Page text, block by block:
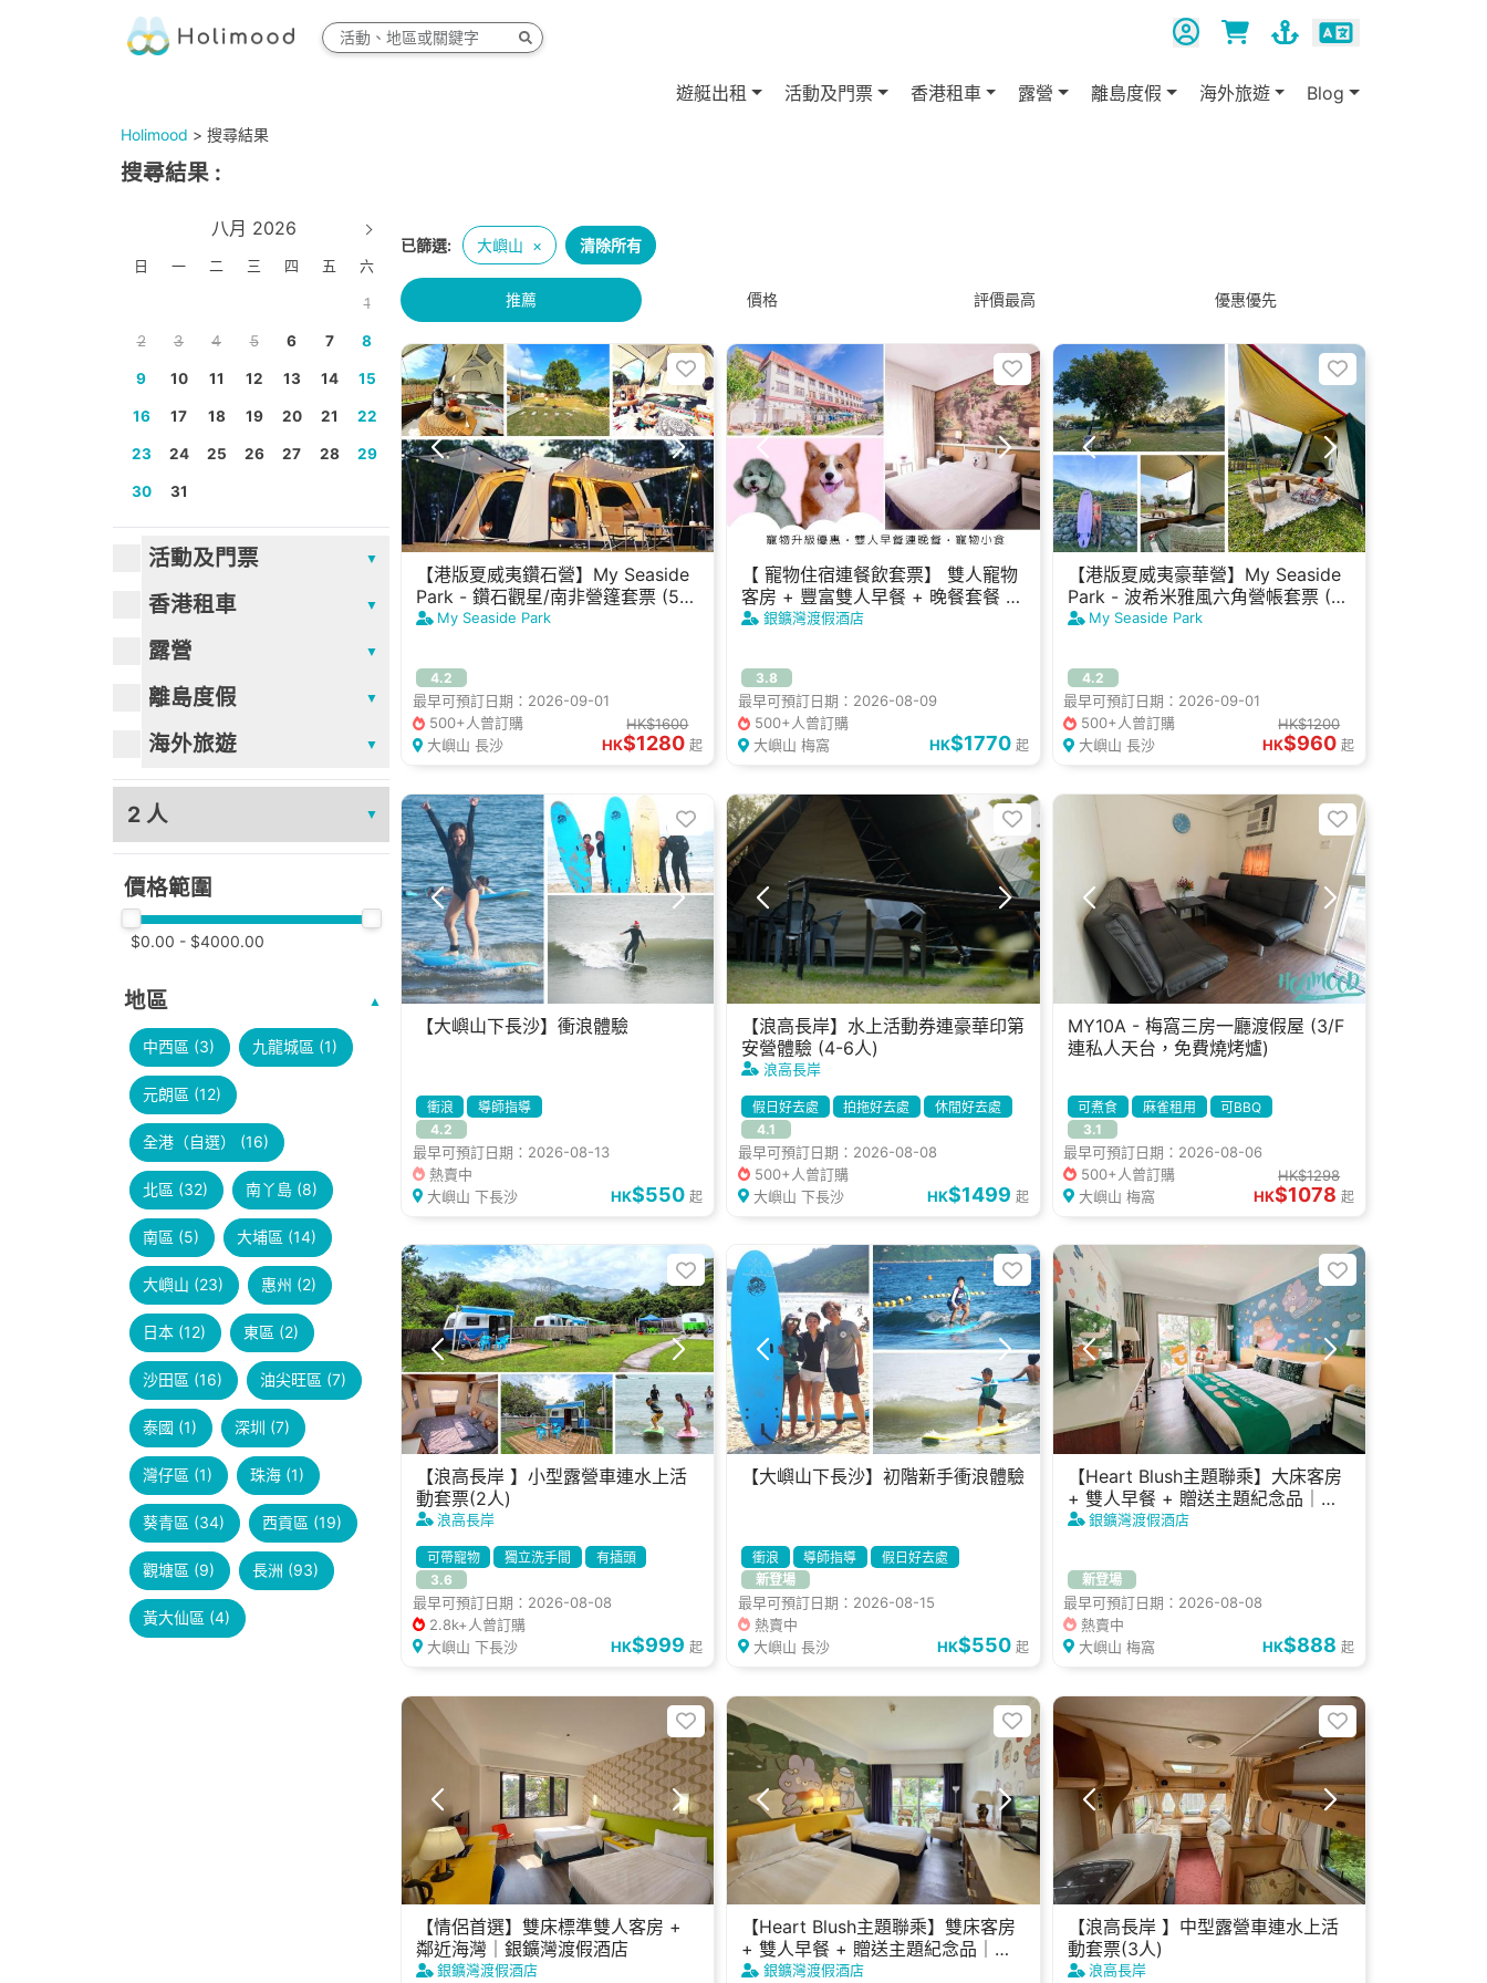
遊艇出租 活動及門票 香港租車 露營 離島度假 海外旅遊 Blog
Holimood > 搜尋結果
搜尋結果 :
八月 2026
日 一 二 三 四 五 六
1
2 3 4 5 6 7 8
9 10 11 12 13 14 15
16 17 18 19 20 21 22
23 24 25 26 27 28 29
30 31
活動及門票
香港租車
露營
離島度假
海外旅遊
價格範圍
$0.00 - $4000.00
地區
中西區 (3) 九龍城區 (1)
元朗區 (12)
全港（自選） (16)
北區 (32) 南丫島 (8)
南區 (5) 大埔區 (14)
大嶼山 (23) 惠州 (2)
日本 (12) 東區 (2)
沙田區 (16) 油尖旺區 (7)
泰國 (1) 深圳 (7)
灣仔區 (1) 珠海 (1)
葵青區 (34) 西貢區 (19)
觀塘區 (9) 長洲 (93)
黃大仙區 (4)
已篩選: 大嶼山 × 清除所有
推薦 價格 評價最高 優惠優先
【港版夏威夷鑽石營】My Seaside
Park - 鑽石觀星/南非營篷套票 (5
人)My Seaside Park
4.2
最早可預訂日期：2026-09-01
500+人曾訂購
大嶼山 長沙
HK$1600
HK$1280 起
【 寵物住宿連餐飲套票】 雙人寵物
客房 + 豐富雙人早餐 + 晚餐套餐 +
寵物小食 + 寵物晚餐｜銀鑛灣渡假
銀鑛灣渡假酒店
3.8
最早可預訂日期：2026-08-09
500+人曾訂購
大嶼山 梅窩
HK$1770 起
【港版夏威夷豪華營】My Seaside
Park - 波希米雅風六角營帳套票 (3
人)My Seaside Park
4.2
最早可預訂日期：2026-09-01
500+人曾訂購
大嶼山 長沙
HK$1200
HK$960 起
【大嶼山下長沙】衝浪體驗
衝浪
導師指導
4.2
最早可預訂日期：2026-08-13
熱賣中
大嶼山 下長沙
HK$550 起
【浪高長岸】水上活動券連豪華印第
安營體驗 (4-6人)
浪高長岸
假日好去處 拍拖好去處
休閒好去處
小朋友好去處
提供煮食設備
兒童遊樂設施
4.1
最早可預訂日期：2026-08-08
500+人曾訂購
大嶼山 下長沙
HK$1499 起
MY10A - 梅窩三房一廳渡假屋 (3/F
連私人天台，免費燒烤爐)
可煮食 麻雀租用
可BBQ
多房單位
3.1
最早可預訂日期：2026-08-06
500+人曾訂購
大嶼山 梅窩
HK$1298
HK$1078 起
【浪高長岸 】小型露營車連水上活
動套票(2人)
浪高長岸
可帶寵物 獨立洗手間
有插頭
獨立冰箱
拍拖好去處
休閒好去處
小朋友好去處
3.6
最早可預訂日期：2026-08-08
2.8k+人曾訂購
大嶼山 下長沙
HK$999 起
【大嶼山下長沙】初階新手衝浪體驗
衝浪 導師指導
假日好去處
拍拖好去處
新登場
最早可預訂日期：2026-08-15
熱賣中
大嶼山 長沙
HK$550 起
【Heart Blush主題聯乘】大床客房
+ 雙人早餐 + 贈送主題紀念品｜銀
鑛灣渡假酒店
銀鑛灣渡假酒店
新登場
最早可預訂日期：2026-08-08
熱賣中
大嶼山 梅窩
HK$888 起
【情侶首選】雙床標準雙人客房 +
鄰近海灣｜銀鑛灣渡假酒店
銀鑛灣渡假酒店
【Heart Blush主題聯乘】雙床客房
+ 雙人早餐 + 贈送主題紀念品｜銀
鑛灣渡假酒店
銀鑛灣渡假酒店
【浪高長岸 】中型露營車連水上活
動套票(3人)
浪高長岸